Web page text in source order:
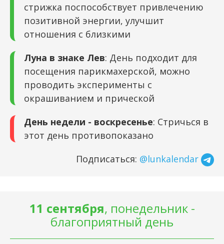
стрижка поспособствует привлечению
позитивной энергии, улучшит
отношения с близкими
Луна в знаке Лев: День подходит для
посещения парикмахерской, можно
проводить эксперименты с
окрашиванием и прической
День недели - воскресенье: Стричься в
этот день противопоказано
Подписаться: @lunkalendar
11 сентября, понедельник -
благоприятный день